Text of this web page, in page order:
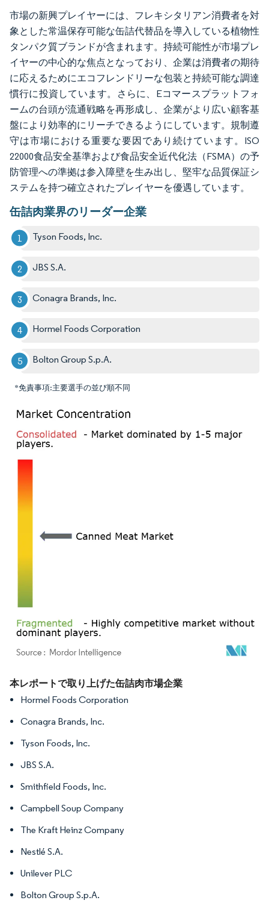
市場の新興プレイヤーには、フレキシタリアン消費者を対
象とした常温保存可能な缶詰代替品を導入している植物性
タンパク質ブランドが含まれます。持続可能性が市場プレ
イヤーの中心的な焦点となっており、企業は消費者の期待
に応えるためにエコフレンドリーな包装と持続可能な調達
慣行に投資しています。さらに、Eコマースプラットフォ
ームの台頭が流通戦略を再形成し、企業がより広い顧客基
盤により効率的にリーチできるようにしています。規制遵
守は市場における重要な要因であり続けています。ISO
22000食品安全基準および食品安全近代化法（FSMA）の予
防管理への準拠は参入障壁を生み出し、堅牢な品質保証シ
ステムを持つ確立されたプレイヤーを優遇しています。
缶詰肉業界のリーダー企業
Tyson Foods, Inc.
JBS S.A.
Conagra Brands, Inc.
Hormel Foods Corporation
Bolton Group S.p.A.
*免責事項:主要選手の並び順不同
画像 © Mordor Intelligence。再利用にはCC BY 4.0の表示が必要です。
本レポートで取り上げた缶詰肉市場企業
Hormel Foods Corporation
Conagra Brands, Inc.
Tyson Foods, Inc.
JBS S.A.
Smithfield Foods, Inc.
Campbell Soup Company
The Kraft Heinz Company
Nestlé S.A.
Unilever PLC
Bolton Group S.p.A.